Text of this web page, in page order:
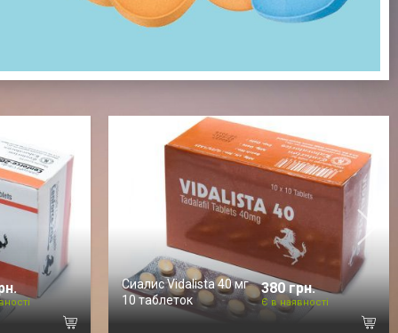
Cиалис Vidalista 40 мг
10 таблеток
380 грн.
Є в наявності